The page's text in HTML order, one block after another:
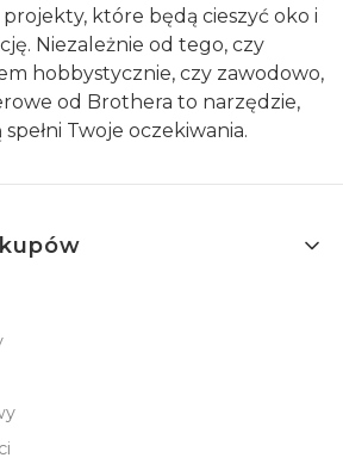
które będą cieszyć oko i
Niezależnie od tego, czy
hobbystycznie, czy zawodowo,
od Brothera to narzędzie,
Twoje oczekiwania.